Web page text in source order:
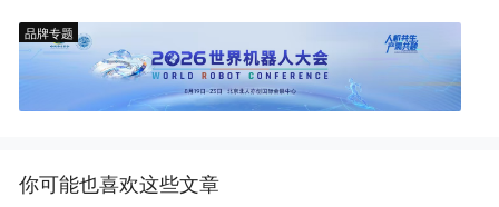
品牌专题
你可能也喜欢这些文章